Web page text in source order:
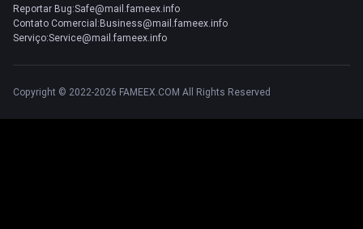
Reportar Bug:Safe@mail.fameex.info
Contato Comercial:Business@mail.fameex.info
Serviço:Service@mail.fameex.info
Copyright © 2022-2026 FAMEEX.COM All Rights Reserved